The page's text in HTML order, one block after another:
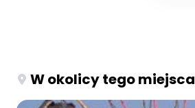
W okolicy tego miejsca